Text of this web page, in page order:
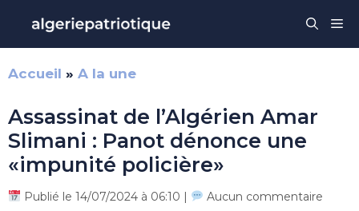
contenu
Accueil » A la une
Assassinat de l’Algérien Amar
Slimani : Panot dénonce une
«impunité policière»
Publié le 14/07/2024 à 06:10 | Aucun commentaire